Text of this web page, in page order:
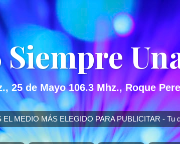
Siempre
25 de Mayo 106.3 Mhz., Roque
EL MEDIO MÁS ELEGIDO PARA PUBLICITAR - Tu